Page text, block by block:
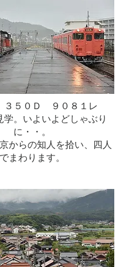
５０Ｄ ９０８１レ
学。いよいよどしゃぶり
に・・。
からの知人を拾い、四人
でまわります。